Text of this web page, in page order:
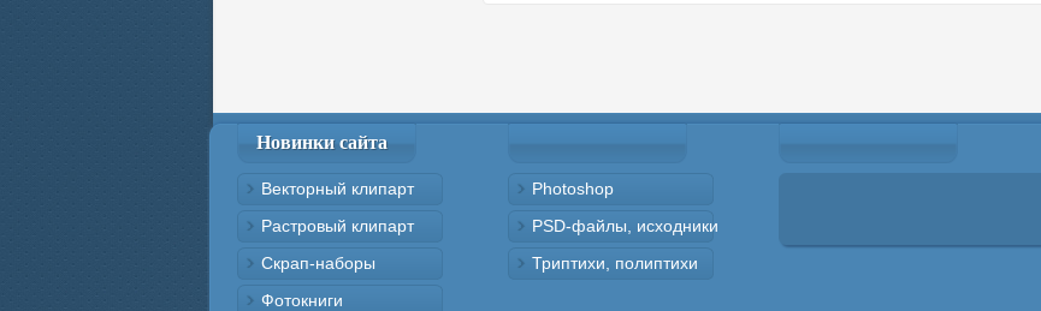
Новинки сайта
Векторный клипарт
Растровый клипарт
Скрап-наборы
Фотокниги
Photoshop
PSD-файлы, исходники
Триптихи, полиптихи